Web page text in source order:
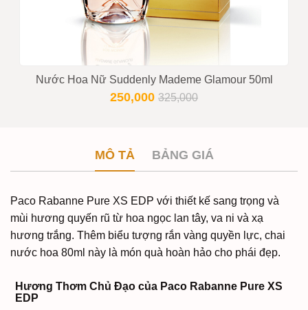
Nước Hoa Nữ Suddenly Mademe Glamour 50ml
250,000 325,000
MÔ TẢ BẢNG GIÁ
Paco Rabanne Pure XS EDP với thiết kế sang trọng và
mùi hương quyến rũ từ hoa ngọc lan tây, va ni và xạ
hương trắng. Thêm biểu tượng rắn vàng quyền lực, chai
nước hoa 80ml này là món quà hoàn hảo cho phái đẹp.
Hương Thơm Chủ Đạo của Paco Rabanne Pure XS
EDP